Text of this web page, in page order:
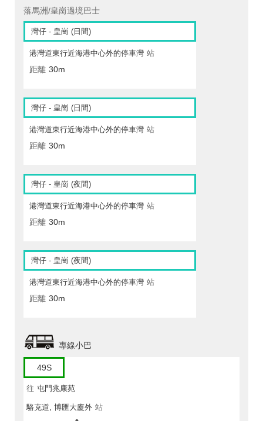
落馬洲/皇崗過境巴士
灣仔 - 皇崗 (日間)
港灣道東行近海港中心外的停車灣 站
距離 30m
灣仔 - 皇崗 (日間)
港灣道東行近海港中心外的停車灣 站
距離 30m
灣仔 - 皇崗 (夜間)
港灣道東行近海港中心外的停車灣 站
距離 30m
灣仔 - 皇崗 (夜間)
港灣道東行近海港中心外的停車灣 站
距離 30m
專線小巴
49S
往 屯門兆康苑
駱克道, 博匯大廈外 站